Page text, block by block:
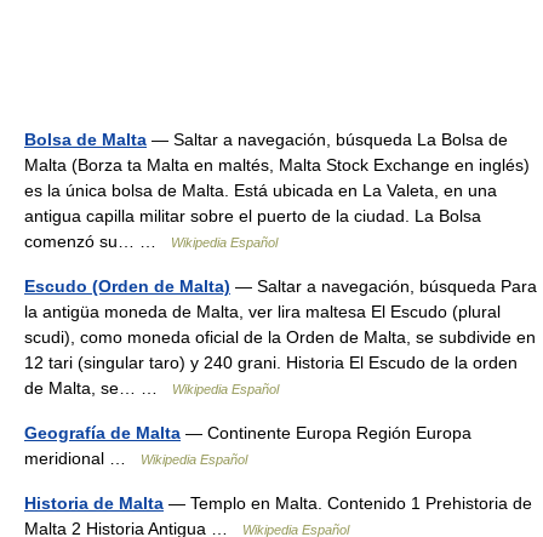
Bolsa de Malta — Saltar a navegación, búsqueda La Bolsa de
Malta (Borza ta Malta en maltés, Malta Stock Exchange en inglés)
es la única bolsa de Malta. Está ubicada en La Valeta, en una
antigua capilla militar sobre el puerto de la ciudad. La Bolsa
comenzó su… …
Wikipedia Español
Escudo (Orden de Malta) — Saltar a navegación, búsqueda Para
la antigüa moneda de Malta, ver lira maltesa El Escudo (plural
scudi), como moneda oficial de la Orden de Malta, se subdivide en
12 tari (singular taro) y 240 grani. Historia El Escudo de la orden
de Malta, se… …
Wikipedia Español
Geografía de Malta — Continente Europa Región Europa
meridional …
Wikipedia Español
Historia de Malta — Templo en Malta. Contenido 1 Prehistoria de
Malta 2 Historia Antigua …
Wikipedia Español